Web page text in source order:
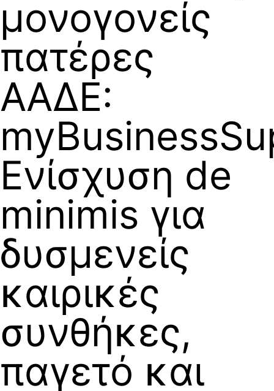
μονογονείς
πατέρες
ΑΑΔΕ:
Ενίσχυση de
minimis για
δυσμενείς
καιρικές
συνθήκες,
παγετό και